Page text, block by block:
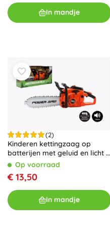
In mandje
(2)
Kinderen kettingzaag op
batterijen met geluid en licht –
oranje
Op voorraad
€ 13,50
In mandje